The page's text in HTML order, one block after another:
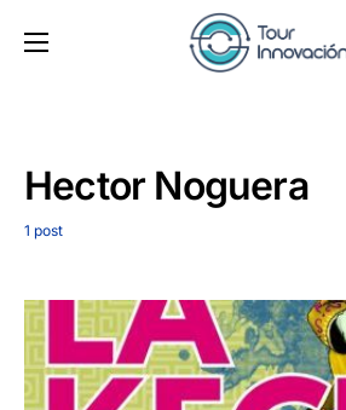
Hector Noguera
1 post